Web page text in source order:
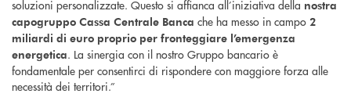
soluzioni personalizzate. Questo si affianca all’iniziativa della nostra
capogruppo Cassa Centrale Banca che ha messo in campo 2
miliardi di euro proprio per fronteggiare l’emergenza
energetica. La sinergia con il nostro Gruppo bancario è
fondamentale per consentirci di rispondere con maggiore forza alle
necessità dei territori.”